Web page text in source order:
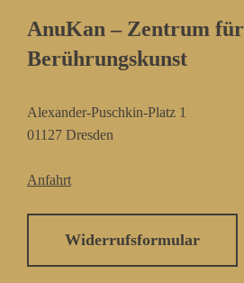
AnuKan – Zentrum für
Berührungskunst
Alexander-Puschkin-Platz 1
01127 Dresden
Anfahrt
Widerrufsformular